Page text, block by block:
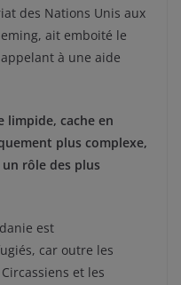
des Nations Unis aux
ait emboité le
à une aide
limpide, cache en
plus complexe,
rôle des plus
est
car outre les
et les